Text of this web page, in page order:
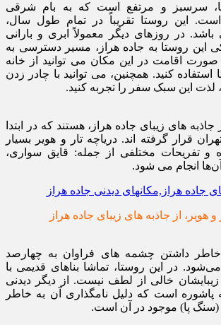
سرسبز و مرتفع است که به بام شرقی
این روستا تقریباً در تمام طول سال،
در روزهای دیگر معمولاً ابری و بارانی
این روستا به جاده هراز، مسیر دسترسی به
اقامت در این مکان می توانید از خانه
کنید. همچنین، می توانید با چادر زدن
این سبک سفر را تجربه کنید.
جاذبه های زیبای جاده هراز، هستند که در ابتدا
قرار گرفته اند. دریاچه تار و هویر بسیار
و تفریحات مختلفی از جمله: قایق سواری،
انجام می شود.
و هویر، از جاذبه های زیبای جاده هراز
خاطر داشتن چشمه های فراوان به چهارصد
در این روستا، تماشا بناهای قدیمی با
زیبایشان خالی از لطف نیست. از دیگر دیدنی
پاشوره است که دلیل نامگذاری آن به خاطر
پا) موجود در آن است.